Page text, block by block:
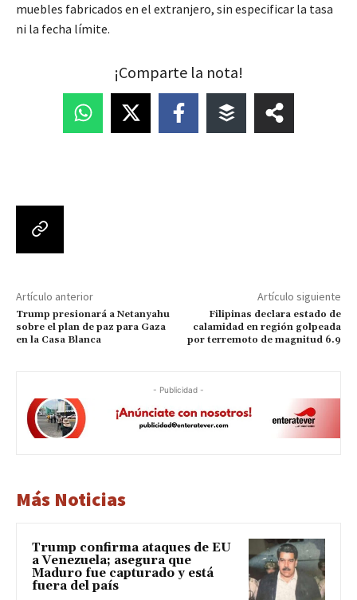
muebles fabricados en el extranjero, sin especificar la tasa
ni la fecha límite.
¡Comparte la nota!
Artículo anterior
Trump presionará a Netanyahu
sobre el plan de paz para Gaza
en la Casa Blanca
Artículo siguiente
Filipinas declara estado de
calamidad en región golpeada
por terremoto de magnitud 6.9
- Publicidad -
Más Noticias
Trump confirma ataques de EU
a Venezuela; asegura que
Maduro fue capturado y está
fuera del país